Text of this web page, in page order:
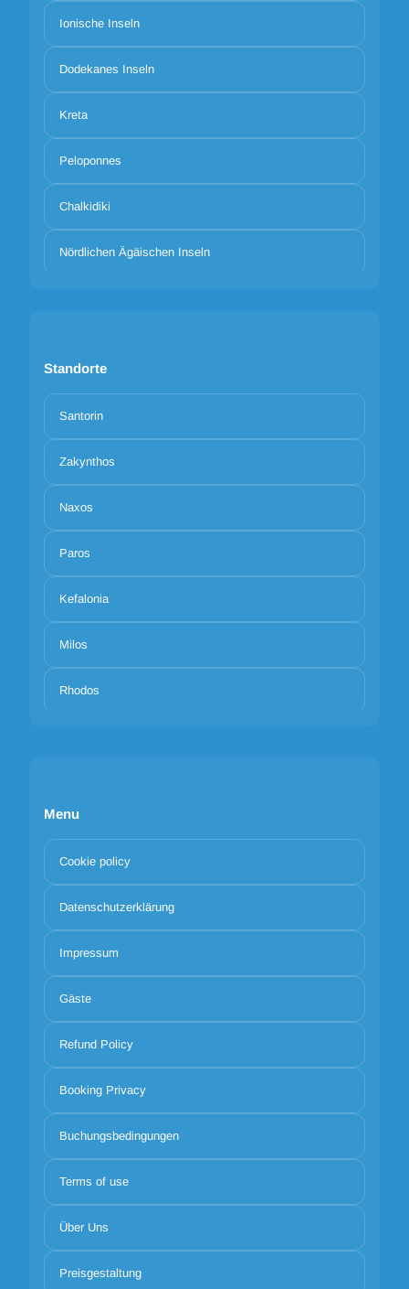
Ionische Inseln
Dodekanes Inseln
Kreta
Peloponnes
Chalkidiki
Nördlichen Ägäischen Inseln
Standorte
Santorin
Zakynthos
Naxos
Paros
Kefalonia
Milos
Rhodos
Menu
Cookie policy
Datenschutzerklärung
Impressum
Gäste
Refund Policy
Booking Privacy
Buchungsbedingungen
Terms of use
Über Uns
Preisgestaltung